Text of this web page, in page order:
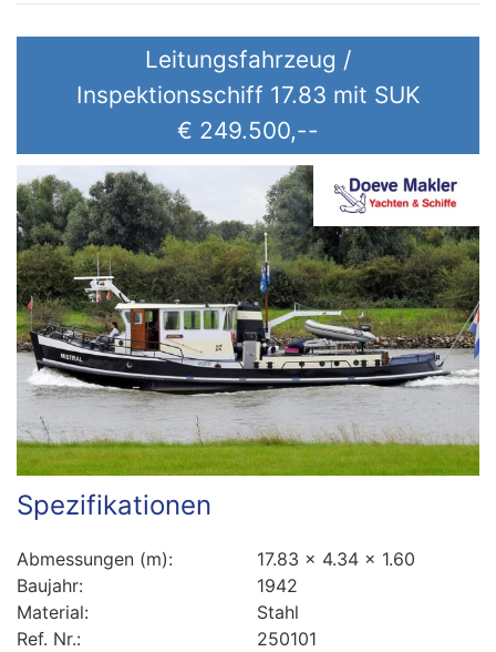
Leitungsfahrzeug /
Inspektionsschiff 17.83 mit SUK
€ 249.500,--
Spezifikationen
Abmessungen (m):
17.83 x 4.34 x 1.60
Baujahr:
1942
Material:
Stahl
Ref. Nr.:
250101